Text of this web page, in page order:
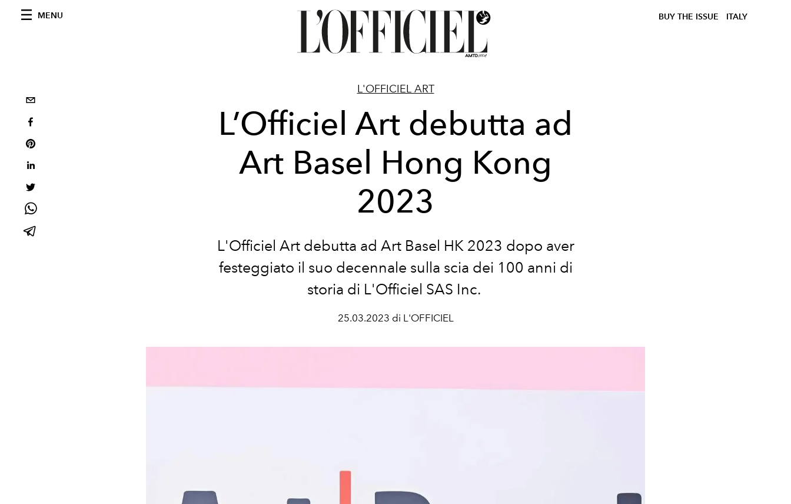
MENU BUY THE ISSUE ITALY
L'OFFICIEL ART
L’Officiel Art debutta ad
Art Basel Hong Kong
2023
L'Officiel Art debutta ad Art Basel HK 2023 dopo aver
festeggiato il suo decennale sulla scia dei 100 anni di
storia di L'Officiel SAS Inc.
25.03.2023 di L'OFFICIEL